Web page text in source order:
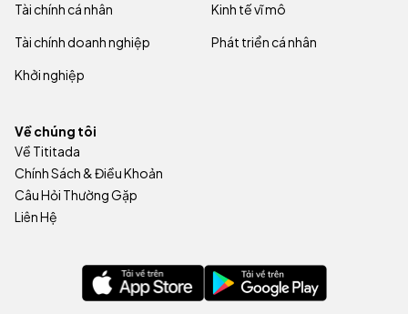
Tài chính cá nhân
Kinh tế vĩ mô
Tài chính doanh nghiệp
Phát triển cá nhân
Khởi nghiệp
Về chúng tôi
Về Tititada
Chính Sách & Điều Khoản
Câu Hỏi Thường Gặp
Liên Hệ